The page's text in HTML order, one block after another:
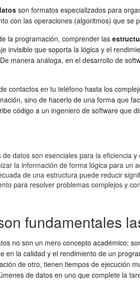
son formatos especializados para
con las operaciones (algoritmos) que se
la programación, comprender las
invisible que soporta la lógica y el
manera análoga, en el desarrollo de
contactos en tu teléfono hasta los
sino de hacerlo de una forma que
código a un ingeniero de software que
de datos son esenciales para la eficiencia
la información de forma lógica para un
de una estructura puede reducir
para resolver problemas complejos y
fundamentales
no son un mero concepto académico;
en la calidad y el rendimiento de un
de otro, tienen tiempos de ejecución
de datos en uno que complete la